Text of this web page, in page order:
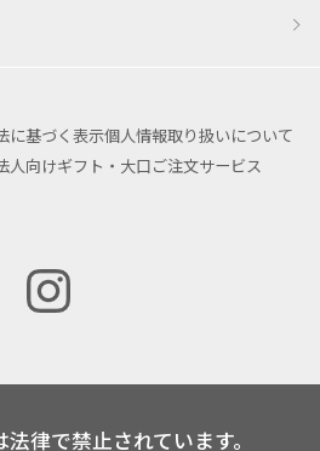
に基づく表示個人情報取り扱いについて
人向けギフト・大口ご注文サービス
律で禁止されています。